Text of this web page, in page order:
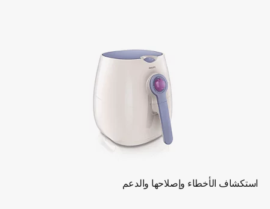
استكشاف الأخطاء وإصلاحها والدعم